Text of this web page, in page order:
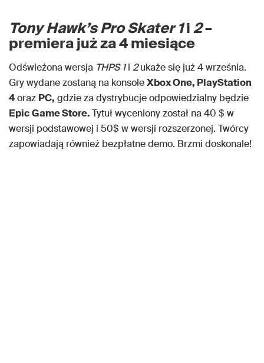
Tony Hawk’s Pro Skater 1i2–
premiera już za 4 miesiące
Odświeżona wersja THPS 1i 2ukaże się już 4 września.
Gry wydane zostaną na konsoleXbox One, PlayStation
4oraz PC, gdzie za dystrybucje odpowiedzialny będzie
Epic Game Store.Tytuł wyceniony został na 40 $ w
wersji podstawowej i 50$ w wersji rozszerzonej. Twórcy
zapowiadają również bezpłatne demo. Brzmi doskonale!